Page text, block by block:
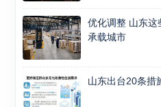
优化调整 山东这
承载城市
山东出台20条措